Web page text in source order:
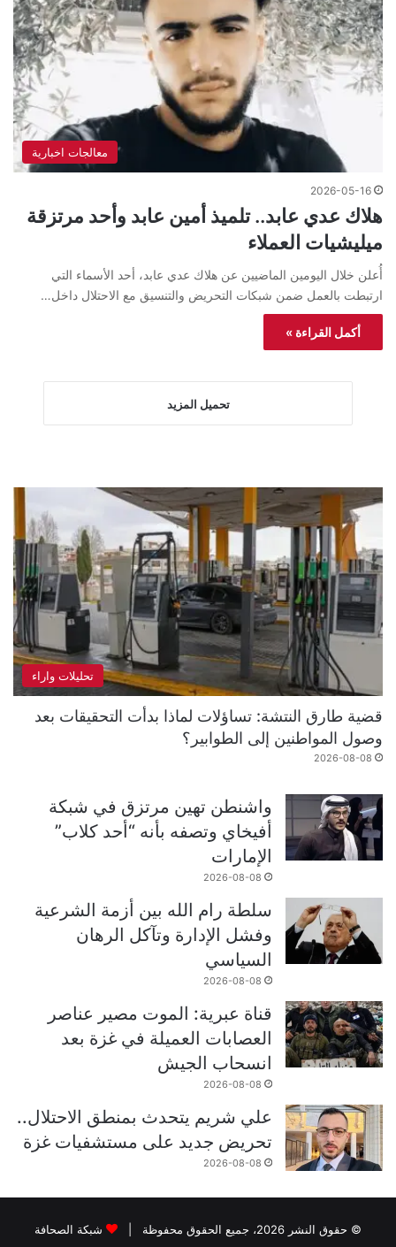
معالجات اخبارية
2026-05-16
هلاك عدي عابد.. تلميذ أمين عابد وأحد مرتزقة
ميليشيات العملاء
أُعلن خلال اليومين الماضيين عن هلاك عدي عابد، أحد الأسماء التي
ارتبطت بالعمل ضمن شبكات التحريض والتنسيق مع الاحتلال داخل…
أكمل القراءة »
تحميل المزيد
تحليلات واراء
قضية طارق النتشة: تساؤلات لماذا بدأت التحقيقات بعد
وصول المواطنين إلى الطوابير؟
2026-08-08
واشنطن تهين مرتزق في شبكة
أفيخاي وتصفه بأنه “أحد كلاب”
الإمارات
2026-08-08
سلطة رام الله بين أزمة الشرعية
وفشل الإدارة وتآكل الرهان
السياسي
2026-08-08
قناة عبرية: الموت مصير عناصر
العصابات العميلة في غزة بعد
انسحاب الجيش
2026-08-08
علي شريم يتحدث بمنطق الاحتلال..
تحريض جديد على مستشفيات غزة
2026-08-08
© حقوق النشر 2026، جميع الحقوق محفوظة | شبكة الصحافة